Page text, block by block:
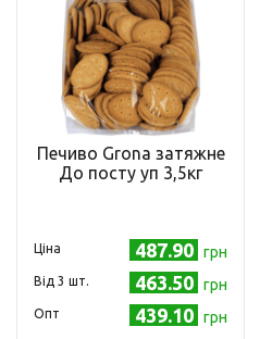
Печиво Grona затяжне
До посту уп 3,5кг
Ціна 487.90 грн
Від 3 шт. 463.50 грн
Опт 439.10 грн